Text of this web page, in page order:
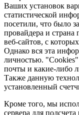
Ваших установок
статистической
посетили, что было
провайдера и страна
веб-сайтов, с
Однако вся эта
личностью.
почты и какие-либо
Также данную
установленный
Кроме того, мы
сервера для